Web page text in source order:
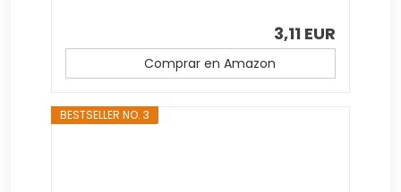
3,11 EUR
Comprar en Amazon
BESTSELLER NO. 3